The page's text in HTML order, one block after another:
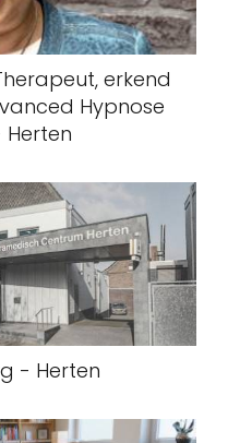
erkend
Hypnose
- Herten